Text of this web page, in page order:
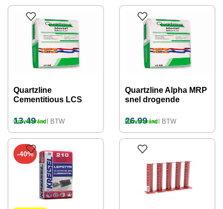
Quartzline
Cementitious LCS
Zandcement 25kg
13.49 Incl BTW
Op voorraad
Quartzline Alpha MRP
snel drogende
(Gipsgebonden) 20kg
26.99 Incl BTW
Op voorraad
-40%